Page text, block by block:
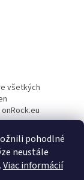
pohodlné
neustále
Viac informácií
všetkých